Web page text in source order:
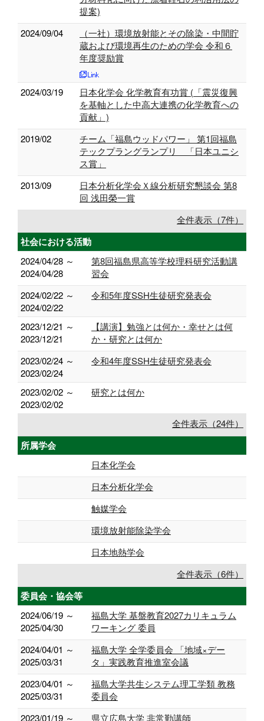
提案)
2024/09/04
（一社）環境放射能とその除染・中間貯
蔵および環境再生のための学会 令和６
年度奨励賞
2024/03/19
日本化学会 化学教育有功賞 (「震災復興
を基軸とした中高大連携の化学教育への
貢献」)
2019/02
チーム「福島ウッドパワー」 第1回福島
テックプラングランプリ 「日本ユニシ
ス賞」
2013/09
日本分析化学会Ｘ線分析研究懇談会 第8
回 浅田榮一賞
全件表示（7件）
社会における活動
2024/04/28 ～
2024/04/28
第8回福島県高等学校理科研究活動講
習会
2024/02/22 ～
2024/02/22
令和5年度SSH生徒研究発表会
2023/12/21 ～
2023/12/21
【講演】勉強とは何か・幸せとは何
か・研究とは何か
2023/02/24 ～
2023/02/24
令和4年度SSH生徒研究発表会
2023/02/02 ～
2023/02/02
研究とは何か
全件表示（24件）
所属学会
日本化学会
日本分析化学会
触媒学会
環境放射能除染学会
日本地熱学会
全件表示（6件）
委員会・協会等
2024/06/19 ～
2025/04/30
福島大学 基盤教育2027カリキュラム
ワーキング 委員
2024/04/01 ～
2025/03/31
福島大学 全学委員会 「地域×デー
タ」実践教育推進室会議
2023/04/01 ～
2025/03/31
福島大学共生システム理工学類 教務
委員会
2023/01/19 ～
県立広島大学 非常勤講師